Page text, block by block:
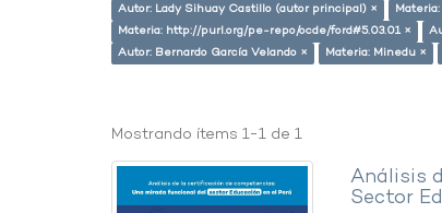
Autor: Lady Sihuay Castillo (autor principal) ×
Materia: http://purl.org/pe-repo/ocde/ford#5.03.01 ×
Autor: Bernardo García Velando ×
Materia: Minedu ×
Mostrando ítems 1-1 de 1
Análisis
Sector